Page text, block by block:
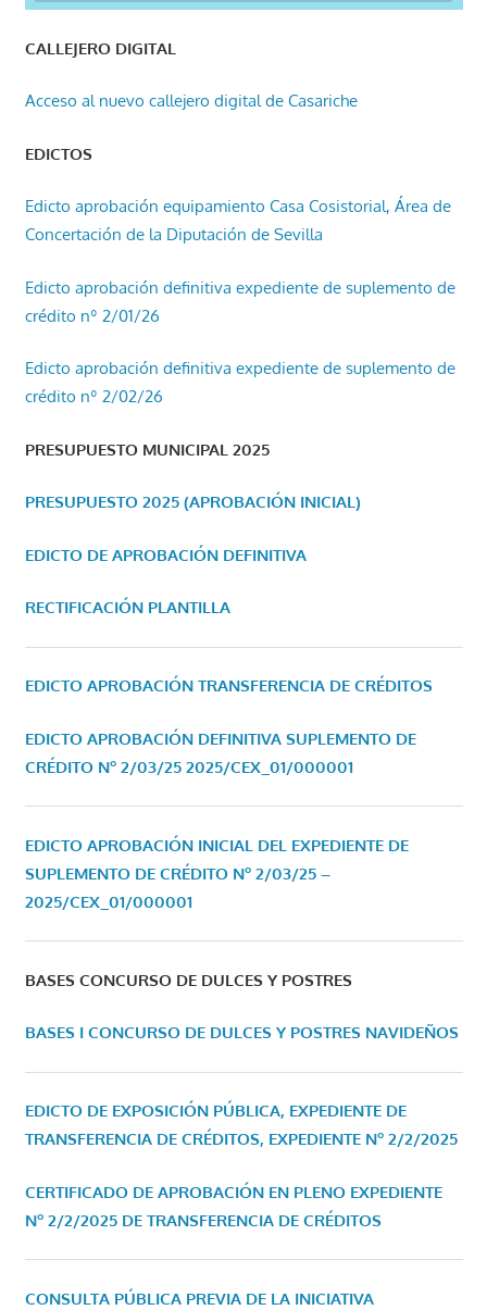
CALLEJERO DIGITAL
Acceso al nuevo callejero digital de Casariche
EDICTOS
Edicto aprobación equipamiento Casa Cosistorial, Área de
Concertación de la Diputación de Sevilla
Edicto aprobación definitiva expediente de suplemento de
crédito nº 2/01/26
Edicto aprobación definitiva expediente de suplemento de
crédito nº 2/02/26
PRESUPUESTO MUNICIPAL 2025
PRESUPUESTO 2025 (APROBACIÓN INICIAL)
EDICTO DE APROBACIÓN DEFINITIVA
RECTIFICACIÓN PLANTILLA
EDICTO APROBACIÓN TRANSFERENCIA DE CRÉDITOS
EDICTO APROBACIÓN DEFINITIVA SUPLEMENTO DE
CRÉDITO Nº 2/03/25 2025/CEX_01/000001
EDICTO APROBACIÓN INICIAL DEL EXPEDIENTE DE
SUPLEMENTO DE CRÉDITO Nº 2/03/25 –
2025/CEX_01/000001
BASES CONCURSO DE DULCES Y POSTRES
BASES I CONCURSO DE DULCES Y POSTRES NAVIDEÑOS
EDICTO DE EXPOSICIÓN PÚBLICA, EXPEDIENTE DE
TRANSFERENCIA DE CRÉDITOS, EXPEDIENTE Nº 2/2/2025
CERTIFICADO DE APROBACIÓN EN PLENO EXPEDIENTE
Nº 2/2/2025 DE TRANSFERENCIA DE CRÉDITOS
CONSULTA PÚBLICA PREVIA DE LA INICIATIVA